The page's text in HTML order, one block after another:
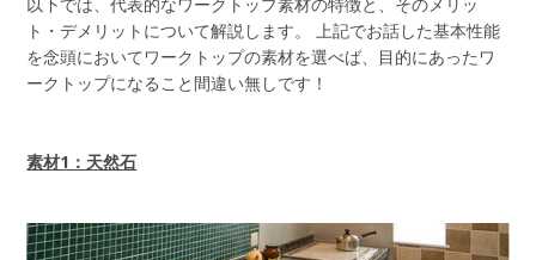
ト・デメリットについて解説します。 上記でお話した基本性能
を念頭においてワークトップの素材を選べば、目的にあったワ
ークトップになること間違い無しです！
素材1：天然石